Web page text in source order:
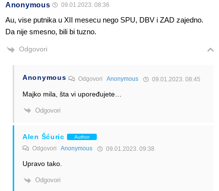
Anonymous 09.01.2023. 08:36
Au, vise putnika u XII mesecu nego SPU, DBV i ZAD zajedno.
Da nije smesno, bili bi tuzno.
Odgovori
Anonymous OdgovoriAnonymous 09.01.2023. 08:45
Majko mila, šta vi upoređujete…
Odgovori
Alen Šćuric Author
Odgovori Anonymous 09.01.2023. 09:38
Upravo tako.
Odgovori